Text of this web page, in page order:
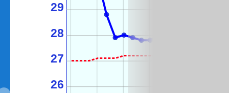
26
27
28
29